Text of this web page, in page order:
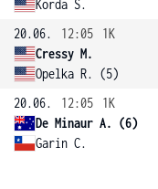
Korda S.
20.06.
12:05
1K
Cressy M.
Opelka R. (5)
20.06.
12:05
1K
De Minaur A. (6)
Garin C.